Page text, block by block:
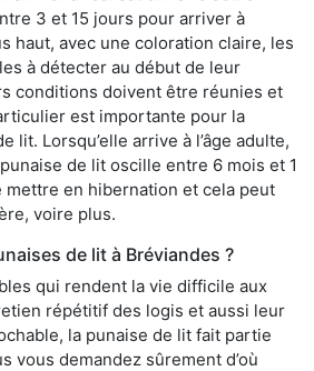
3 et 15 jours pour arriver à
haut, avec une coloration claire, les
à détecter au début de leur
conditions doivent être réunies et
est importante pour la
lit. Lorsqu’elle arrive à l’âge adulte,
de lit oscille entre 6 mois et 1
mettre en hibernation et cela peut
voire plus.
de lit à Bréviandes ?
qui rendent la vie difficile aux
répétitif des logis et aussi leur
la punaise de lit fait partie
vous demandez sûrement d’où